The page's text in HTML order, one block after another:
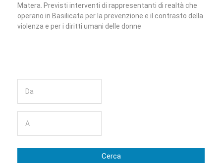
Matera. Previsti interventi di rappresentanti di realtà che
operano in Basilicata per la prevenzione e il contrasto della
violenza e per i diritti umani delle donne
Cerca